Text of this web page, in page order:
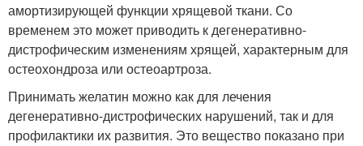
амортизирующей функции хрящевой ткани. Со
временем это может приводить к дегенеративно-
дистрофическим изменениям хрящей, характерным для
остеохондроза или остеоартроза.
Принимать желатин можно как для лечения
дегенеративно-дистрофических нарушений, так и для
профилактики их развития. Это вещество показано при